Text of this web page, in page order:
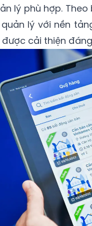
lý phù hợp.
lý với nền
cải thiện